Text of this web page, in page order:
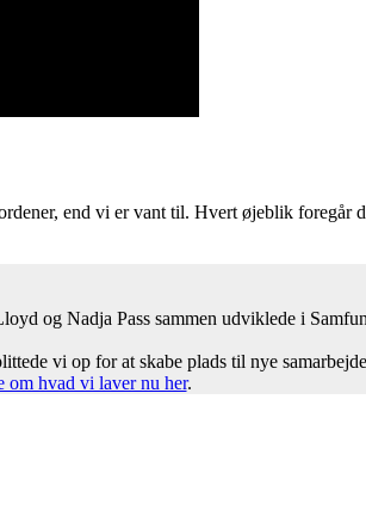
end vi er vant til. Hvert øjeblik
og Nadja Pass sammen udviklede i
vi op for at skabe plads til nye
om hvad vi laver nu her.